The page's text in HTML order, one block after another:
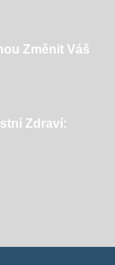
Změnit Váš
Zdraví: